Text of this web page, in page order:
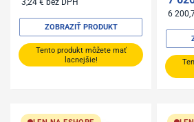
3,24€ bez DPH
Tento produkt môžete mať
lacnejšie!
ZOBRAZIŤ PRODUKT
6